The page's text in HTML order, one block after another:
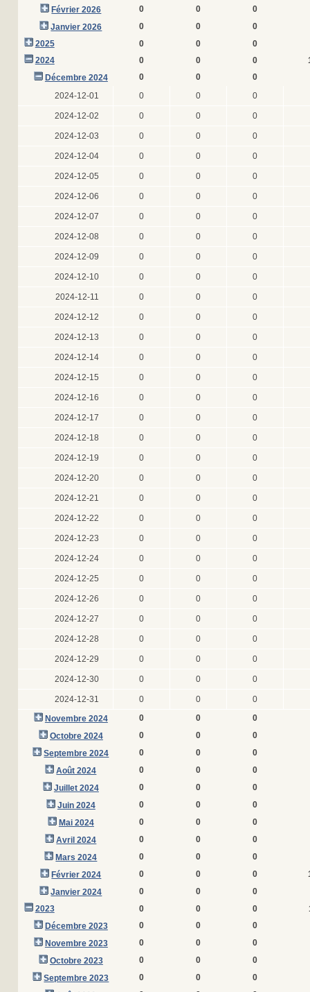
Février 2026 0 0
0
Janvier 2026
0 0
0
2025
0 0
0
2024
0 0 0
Décembre 2024
0 0
0
2024-12-01
0 0 0
2024-12-02 0 0 0
2024-12-03 0 0 0
2024-12-04 0 0 0
2024-12-05 0 0 0
2024-12-06 0 0 0
2024-12-07 0 0 0
2024-12-08 0 0 0
2024-12-09 0 0 0
2024-12-10 0 0 0
2024-12-11 0 0 0
2024-12-12 0 0 0
2024-12-13 0 0 0
2024-12-14 0 0 0
2024-12-15 0 0 0
2024-12-16 0 0 0
2024-12-17 0 0 0
2024-12-18 0 0 0
2024-12-19 0 0 0
2024-12-20 0 0 0
2024-12-21 0 0 0
2024-12-22 0 0 0
2024-12-23 0 0 0
2024-12-24 0 0 0
2024-12-25 0 0 0
2024-12-26 0 0 0
2024-12-27 0 0 0
2024-12-28 0 0 0
2024-12-29 0 0 0
2024-12-30 0 0 0
2024-12-31 0 0
0
Novembre 2024
0 0
0
Octobre 2024
0 0
0
Septembre 2024
0 0
0
Août 2024
0 0
0
Juillet 2024
0 0
0
Juin 2024
0 0
0
Mai 2024
0 0
0
Avril 2024
0 0
0
Mars 2024
0 0
0
Février 2024
0 0 0
Janvier 2024
0 0
0
2023
0 0 0
Décembre 2023
0 0
0
Novembre 2023
0 0
0
Octobre 2023
0 0
0
Septembre 2023
0 0
0